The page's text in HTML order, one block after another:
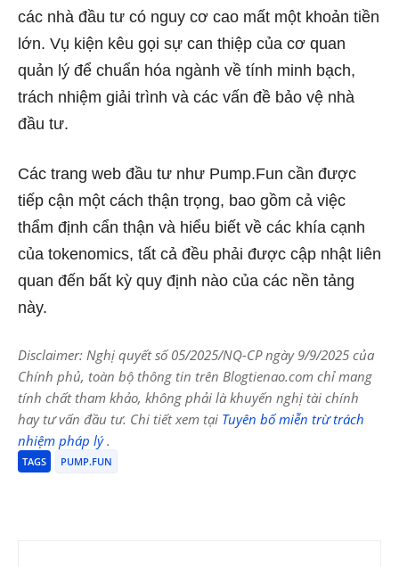
các nhà đầu tư có nguy cơ cao mất một khoản tiền
lớn. Vụ kiện kêu gọi sự can thiệp của cơ quan
quản lý để chuẩn hóa ngành về tính minh bạch,
trách nhiệm giải trình và các vấn đề bảo vệ nhà
đầu tư.
Các trang web đầu tư như Pump.Fun cần được
tiếp cận một cách thận trọng, bao gồm cả việc
thẩm định cẩn thận và hiểu biết về các khía cạnh
của tokenomics, tất cả đều phải được cập nhật liên
quan đến bất kỳ quy định nào của các nền tảng
này.
Disclaimer: Nghị quyết số 05/2025/NQ-CP ngày 9/9/2025 của
Chính phủ, toàn bộ thông tin trên Blogtienao.com chỉ mang
tính chất tham khảo, không phải là khuyến nghị tài chính
hay tư vấn đầu tư. Chi tiết xem tại Tuyên bố miễn trừ trách
nhiệm pháp lý.
TAGS PUMP.FUN